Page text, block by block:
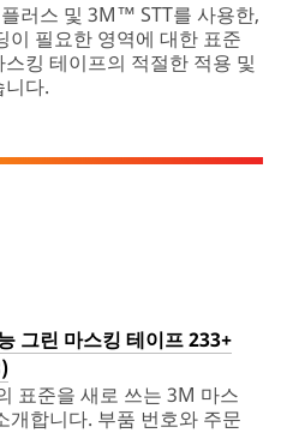
러스 및 3M™ STT를 사용한,
이 필요한 영역에 대한 표준
킹 테이프의 적절한 적용 및
다.
그린 마스킹 테이프 233+
표준을 새로 쓰는 3M 마스
개합니다. 부품 번호와 주문